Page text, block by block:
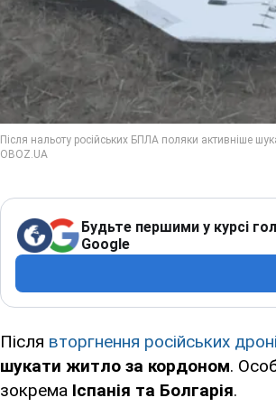
Будьте першими у курсі
Google
Після вторгнення російських
шукати житло за кордоном.
зокрема Іспанія та Болгарія.